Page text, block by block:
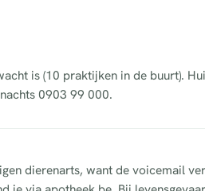
is (10 praktijken in de buurt).
0903 99 000.
dierenarts, want de voicemail